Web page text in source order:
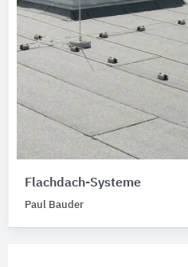
Flachdach-Systeme
Paul Bauder